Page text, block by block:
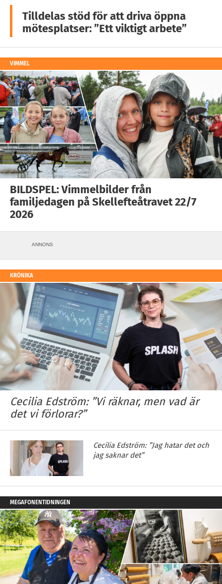
Tilldelas stöd för att driva öppna
mötesplatser: ”Ett viktigt arbete”
VIMMEL
BILDSPEL: Vimmelbilder från
familjedagen på Skellefteåtravet 22/7
2026
ANNONS
KRÖNIKA
Cecilia Edström: ”Vi räknar, men vad är
det vi förlorar?”
Cecilia Edström: ”Jag hatar det och
jag saknar det”
MEGAFONENTIDNINGEN